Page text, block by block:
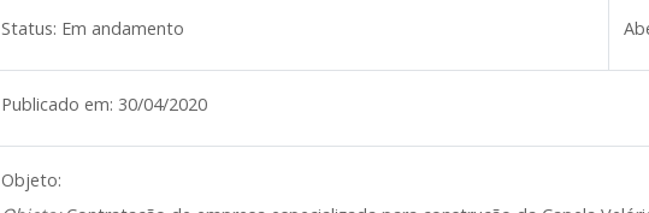
Status: Em andamento
Publicado em: 30/04/2020
Objeto: